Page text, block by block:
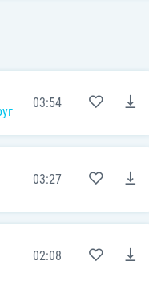
03:54
03:27
02:08